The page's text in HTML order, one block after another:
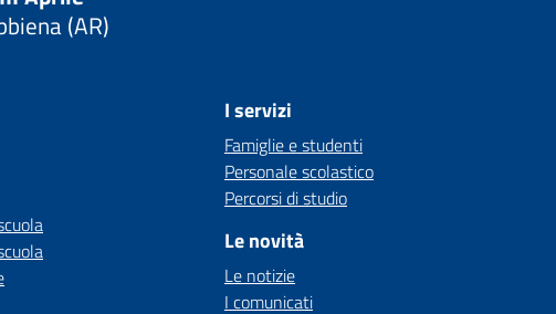
(AR)
I servizi
Famiglie e studenti
Personale scolastico
Percorsi di studio
Le novità
Le notizie
I comunicati